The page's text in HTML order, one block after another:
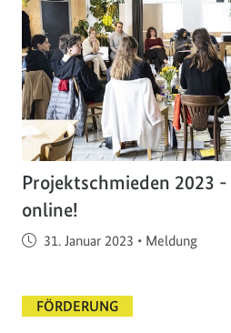
Projektschmieden 2023
online!
Veröffentlicht am
31. Januar 2023 • Meldung
FÖRDERUNG